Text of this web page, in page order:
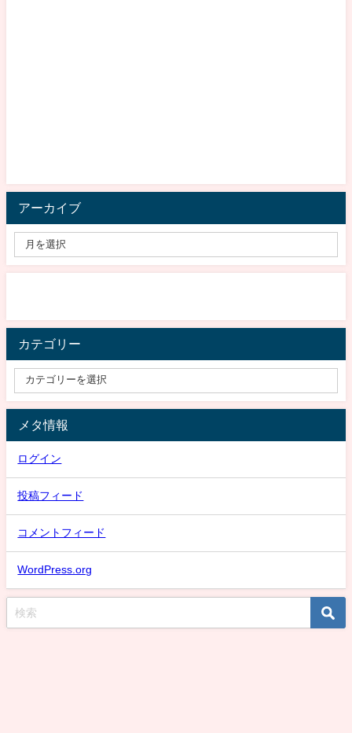
アーカイブ
カテゴリー
メタ情報
ログイン
投稿フィード
コメントフィード
WordPress.org